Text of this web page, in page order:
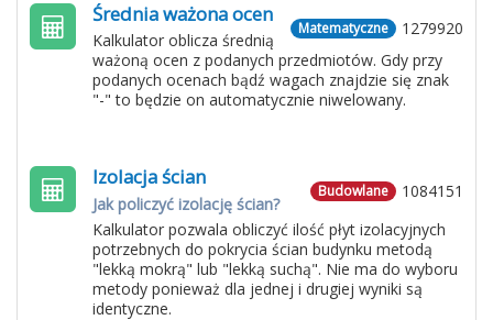
1279920
Matematyczne
Średnia ważona ocen
Kalkulator oblicza średnią
ważoną ocen z podanych przedmiotów. Gdy przy
podanych ocenach bądź wagach znajdzie się znak
"-" to będzie on automatycznie niwelowany.
1084151
Budowlane
Izolacja ścian
Jak policzyć izolację ścian?
Kalkulator pozwala obliczyć ilość płyt izolacyjnych
potrzebnych do pokrycia ścian budynku metodą
"lekką mokrą" lub "lekką suchą". Nie ma do wyboru
metody ponieważ dla jednej i drugiej wyniki są
identyczne.